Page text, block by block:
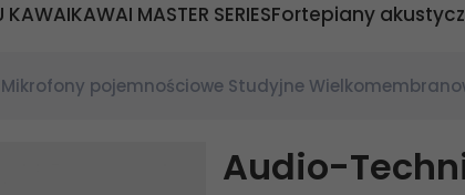
KAWAIKAWAI MASTER SERIESFortepiany
Mikrofony pojemnościowe Studyjne
Audio-